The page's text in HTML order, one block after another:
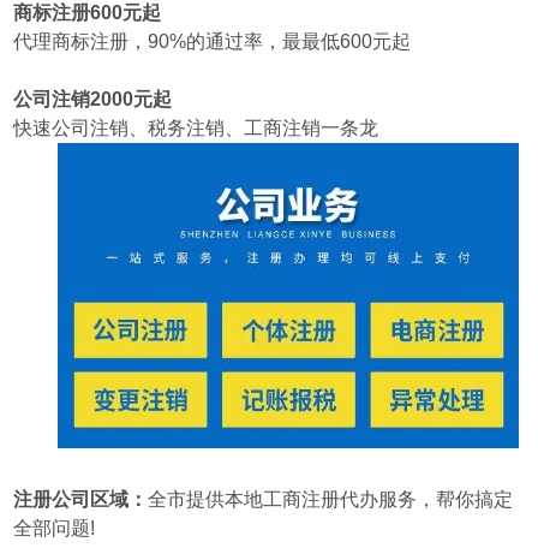
商标注册600元起
代理商标注册，90%的通过率，最最低600元起
公司注销2000元起
快速公司注销、税务注销、工商注销一条龙
注册公司区域： 全市提供本地工商注册代办服务，帮你搞定
全部问题!